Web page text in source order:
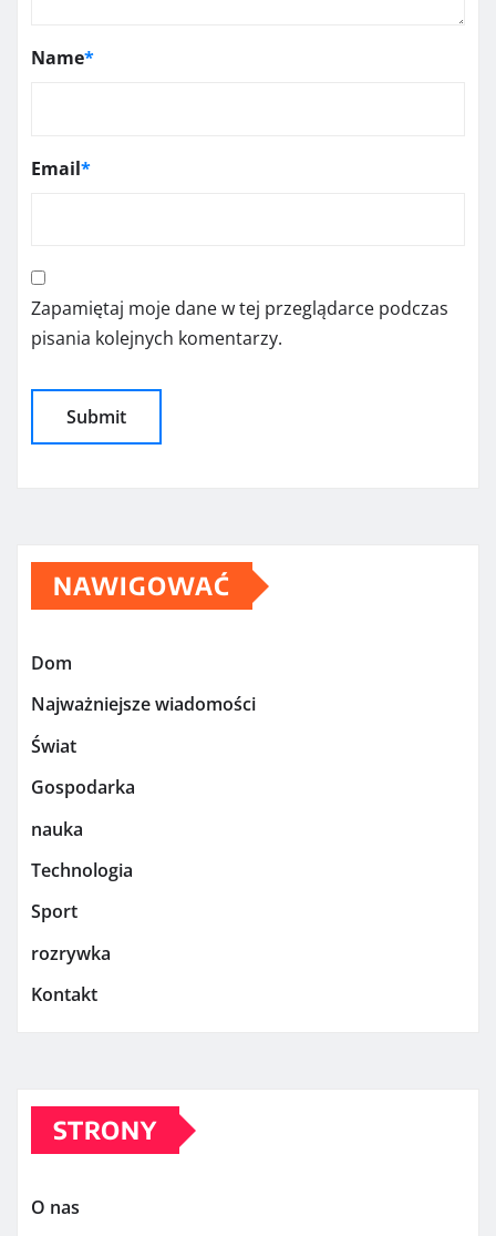
Name*
Email*
Zapamiętaj moje dane w tej przeglądarce podczas
pisania kolejnych komentarzy.
NAWIGOWAĆ
Dom
Najważniejsze wiadomości
Świat
Gospodarka
nauka
Technologia
Sport
rozrywka
Kontakt
STRONY
O nas